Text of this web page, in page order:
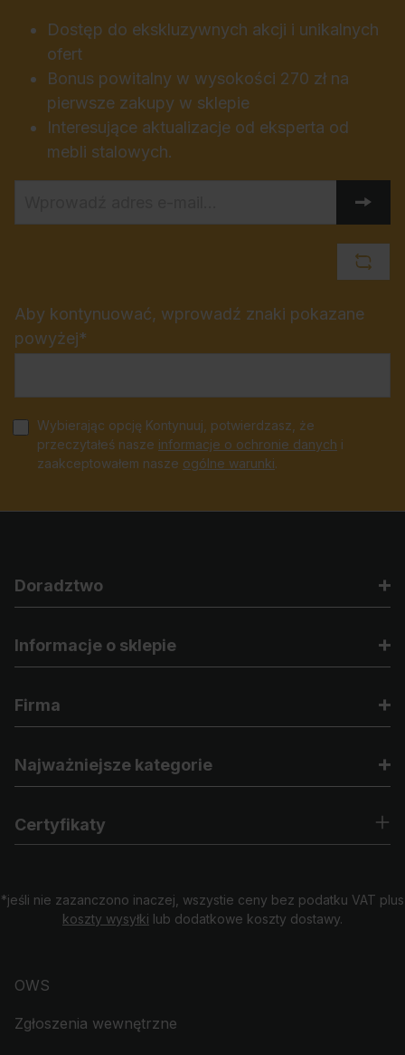
Dostęp do ekskluzywnych akcji i unikalnych
ofert
Bonus powitalny w wysokości 270 zł na
pierwsze zakupy w sklepie
Interesujące aktualizacje od eksperta od
mebli stalowych.
Aby kontynuować, wprowadź znaki pokazane
powyżej*
Wybierając opcję Kontynuuj, potwierdzasz, że
przeczytałeś nasze informacje o ochronie danych i
zaakceptowałem nasze ogólne warunki.
Doradztwo
Informacje o sklepie
Firma
Najważniejsze kategorie
Certyfikaty
*jeśli nie zazanczono inaczej, wszystie ceny bez podatku VAT plus
koszty wysyłki lub dodatkowe koszty dostawy.
OWS
Zgłoszenia wewnętrzne